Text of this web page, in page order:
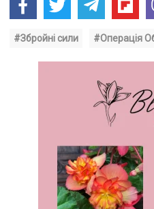
#Збройні сили #Операція